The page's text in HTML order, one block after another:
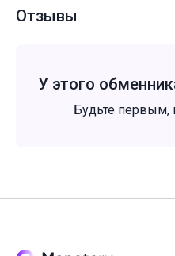
Отзывы
У этого
Будьте первым,